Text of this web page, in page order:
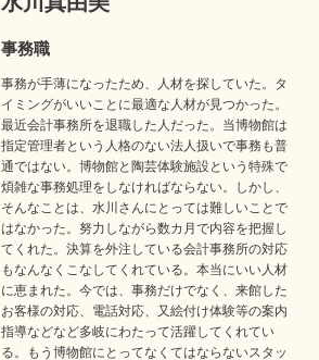
事務職
事務が手薄になったため、人材を探していた。タ
イミングがいいことに最適な人材が見つかった。
最近会計事務所を退職した人だった。当博物館は
指定管理者という人格のない法人扱いで事務も普
通ではない。博物館と陶芸体験施設という特殊で
煩雑な事務処理をしなければならない。しかし、
そんなことは、水川さんにとっては難しいことで
はなかった。努力しながら数カ月で内容を把握し
てくれた。決算を外注している会計事務所の対応
もなんなくこなしてくれている。本当にいい人材
に恵まれた。今では、事務だけでなく、来館した
お客様の対応、電話対応、又絵付け体験等の案内
指導などなど多岐にわたって活躍してくれてい
る。もう博物館にとってなくてはならないスタッ